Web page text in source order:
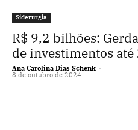
Siderurgia
R$ 9,2 bilhões:
de investimentos até
Ana Carolina Dias Schenk -
8 de outubro de 2024